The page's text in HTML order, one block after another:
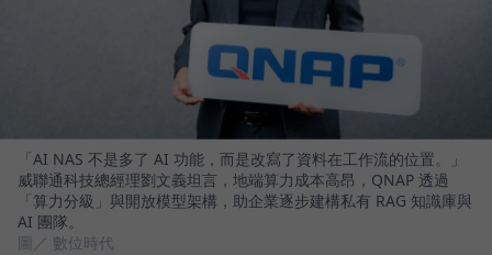
「AI NAS 不是多了 AI 功能，而是改寫了資料在工作流的位置。」
威聯通科技總經理劉文義坦言，地端算力成本高昂，QNAP 透過
「算力分級」與開放模型架構，助企業逐步建構私有 RAG 知識庫與
AI 團隊。
圖／ 數位時代